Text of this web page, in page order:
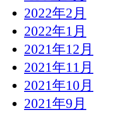
2022年2月
2022年1月
2021年12月
2021年11月
2021年10月
2021年9月